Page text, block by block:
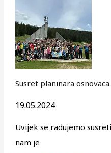
Susret planinara osnovaca
19.05.2024
Uvijek se radujemo
nam je